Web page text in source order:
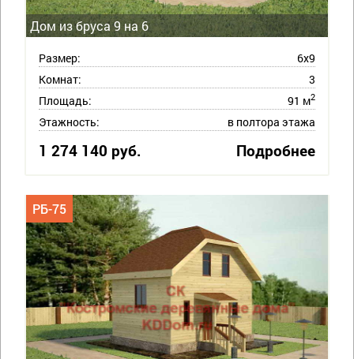
Дом из бруса 9 на 6
Размер:
6х9
Комнат:
3
Площадь:
91 м2
Этажность: в полтора этажа
1 274 140 руб. Подробнее
РБ-75